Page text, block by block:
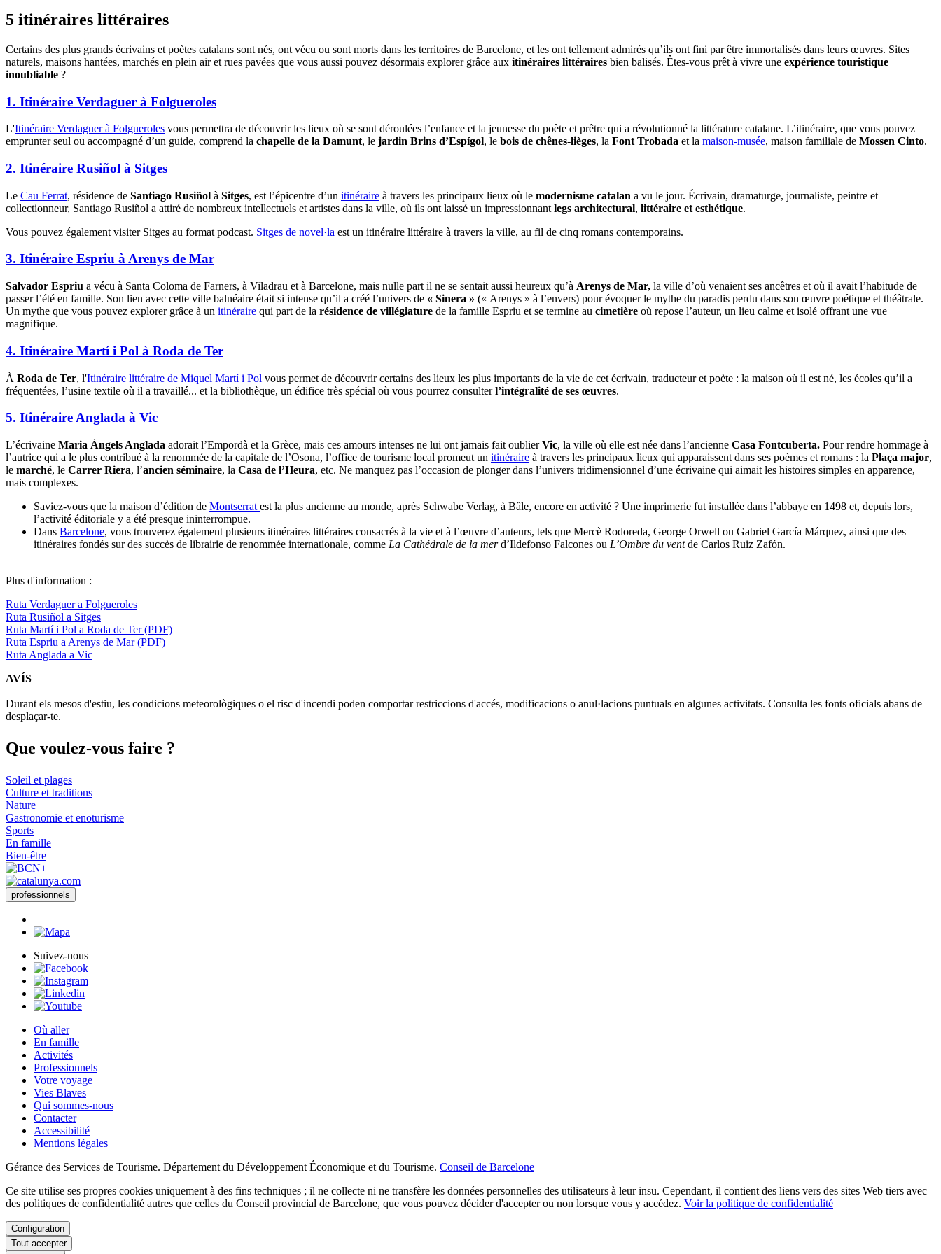
5 itinéraires littéraires
Certains des plus grands écrivains et poètes catalans sont nés, ont vécu ou sont morts dans les territoires de Barcelone, et les ont tellement admirés qu’ils ont fini par être immortalisés dans leurs œuvres. Sites
naturels, maisons hantées, marchés en plein air et rues pavées que vous aussi pouvez désormais explorer grâce aux itinéraires littéraires bien balisés. Êtes-vous prêt à vivre une expérience touristique
inoubliable ?
1. Itinéraire Verdaguer à Folgueroles
L'Itinéraire Verdaguer à Folgueroles vous permettra de découvrir les lieux où se sont déroulées l’enfance et la jeunesse du poète et prêtre qui a révolutionné la littérature catalane. L’itinéraire, que vous pouvez
emprunter seul ou accompagné d’un guide, comprend la chapelle de la Damunt, le jardin Brins d’Espígol, le bois de chênes-lièges, la Font Trobada et la maison-musée, maison familiale de Mossen Cinto.
2. Itinéraire Rusiñol à Sitges
Le Cau Ferrat, résidence de Santiago Rusiñol à Sitges, est l’épicentre d’un itinéraire à travers les principaux lieux où le modernisme catalan a vu le jour. Écrivain, dramaturge, journaliste, peintre et
collectionneur, Santiago Rusiñol a attiré de nombreux intellectuels et artistes dans la ville, où ils ont laissé un impressionnant legs architectural, littéraire et esthétique.
Vous pouvez également visiter Sitges au format podcast. Sitges de novel·la est un itinéraire littéraire à travers la ville, au fil de cinq romans contemporains.
3. Itinéraire Espriu à Arenys de Mar
Salvador Espriu a vécu à Santa Coloma de Farners, à Viladrau et à Barcelone, mais nulle part il ne se sentait aussi heureux qu’à Arenys de Mar, la ville d’où venaient ses ancêtres et où il avait l’habitude de
passer l’été en famille. Son lien avec cette ville balnéaire était si intense qu’il a créé l’univers de « Sinera » (« Arenys » à l’envers) pour évoquer le mythe du paradis perdu dans son œuvre poétique et théâtrale.
Un mythe que vous pouvez explorer grâce à un itinéraire qui part de la résidence de villégiature de la famille Espriu et se termine au cimetière où repose l’auteur, un lieu calme et isolé offrant une vue
magnifique.
4. Itinéraire Martí i Pol à Roda de Ter
À Roda de Ter, l'Itinéraire littéraire de Miquel Martí i Pol vous permet de découvrir certains des lieux les plus importants de la vie de cet écrivain, traducteur et poète : la maison où il est né, les écoles qu’il a
fréquentées, l’usine textile où il a travaillé... et la bibliothèque, un édifice très spécial où vous pourrez consulterl’intégralité de ses œuvres.
5. Itinéraire Anglada à Vic
L’écrivaine Maria Àngels Anglada adorait l’Empordà et la Grèce, mais ces amours intenses ne lui ont jamais fait oublierVic, la ville où elle est née dans l’ancienne Casa Fontcuberta. Pour rendre hommage à
l’autrice qui a le plus contribué à la renommée de la capitale de l’Osona, l’office de tourisme local promeut un itinéraire à travers les principaux lieux qui apparaissent dans ses poèmes et romans : la Plaça major,
le marché, le Carrer Riera, l’ancien séminaire, la Casa de l’Heura, etc. Ne manquez pas l’occasion de plonger dans l’univers tridimensionnel d’une écrivaine qui aimait les histoires simples en apparence,
mais complexes.
Saviez-vous que la maison d’édition de Montserrat est la plus ancienne au monde, après Schwabe Verlag, à Bâle, encore en activité ? Une imprimerie fut installée dans l’abbaye en 1498 et, depuis lors,
l’activité éditoriale y a été presque ininterrompue.
Dans Barcelone, vous trouverez également plusieurs itinéraires littéraires consacrés à la vie et à l’œuvre d’auteurs, tels que Mercè Rodoreda, George Orwell ou Gabriel García Márquez, ainsi que des
itinéraires fondés sur des succès de librairie de renommée internationale, comme La Cathédrale de la merd’Ildefonso Falcones ou L’Ombre du ventde Carlos Ruiz Zafón.
Plus d'information :
Ruta Verdaguer a Folgueroles
Ruta Rusiñol a Sitges
Ruta Martí i Pol a Roda de Ter (PDF)
Ruta Espriu a Arenys de Mar (PDF)
Ruta Anglada a Vic
AVÍS
Durant els mesos d'estiu, les condicions meteorològiques o el risc d'incendi poden comportar restriccions d'accés, modificacions o anul·lacions puntuals en algunes activitats. Consulta les fonts oficials abans de
desplaçar-te.
Que voulez-vous faire ?
Soleil et plages
Culture et traditions
Nature
Gastronomie et enoturisme
Sports
En famille
Bien-être
professionnels
Suivez-nous
Où aller
En famille
Activités
Professionnels
Votre voyage
Vies Blaves
Qui sommes-nous
Contacter
Accessibilité
Mentions légales
Gérance des Services de Tourisme. Département du Développement Économique et du Tourisme. Conseil de Barcelone
Ce site utilise ses propres cookies uniquement à des fins techniques ; il ne collecte ni ne transfère les données personnelles des utilisateurs à leur insu. Cependant, il contient des liens vers des sites Web tiers avec
des politiques de confidentialité autres que celles du Conseil provincial de Barcelone, que vous pouvez décider d'accepter ou non lorsque vous y accédez. Voir la politique de confidentialité
Configuration
Tout accepter